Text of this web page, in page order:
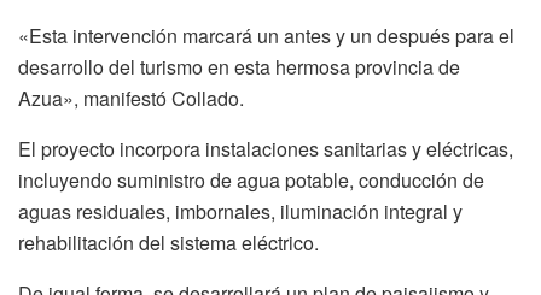
«Esta intervención marcará un antes y un después para el
desarrollo del turismo en esta hermosa provincia de
Azua», manifestó Collado.
El proyecto incorpora instalaciones sanitarias y eléctricas,
incluyendo suministro de agua potable, conducción de
aguas residuales, imbornales, iluminación integral y
rehabilitación del sistema eléctrico.